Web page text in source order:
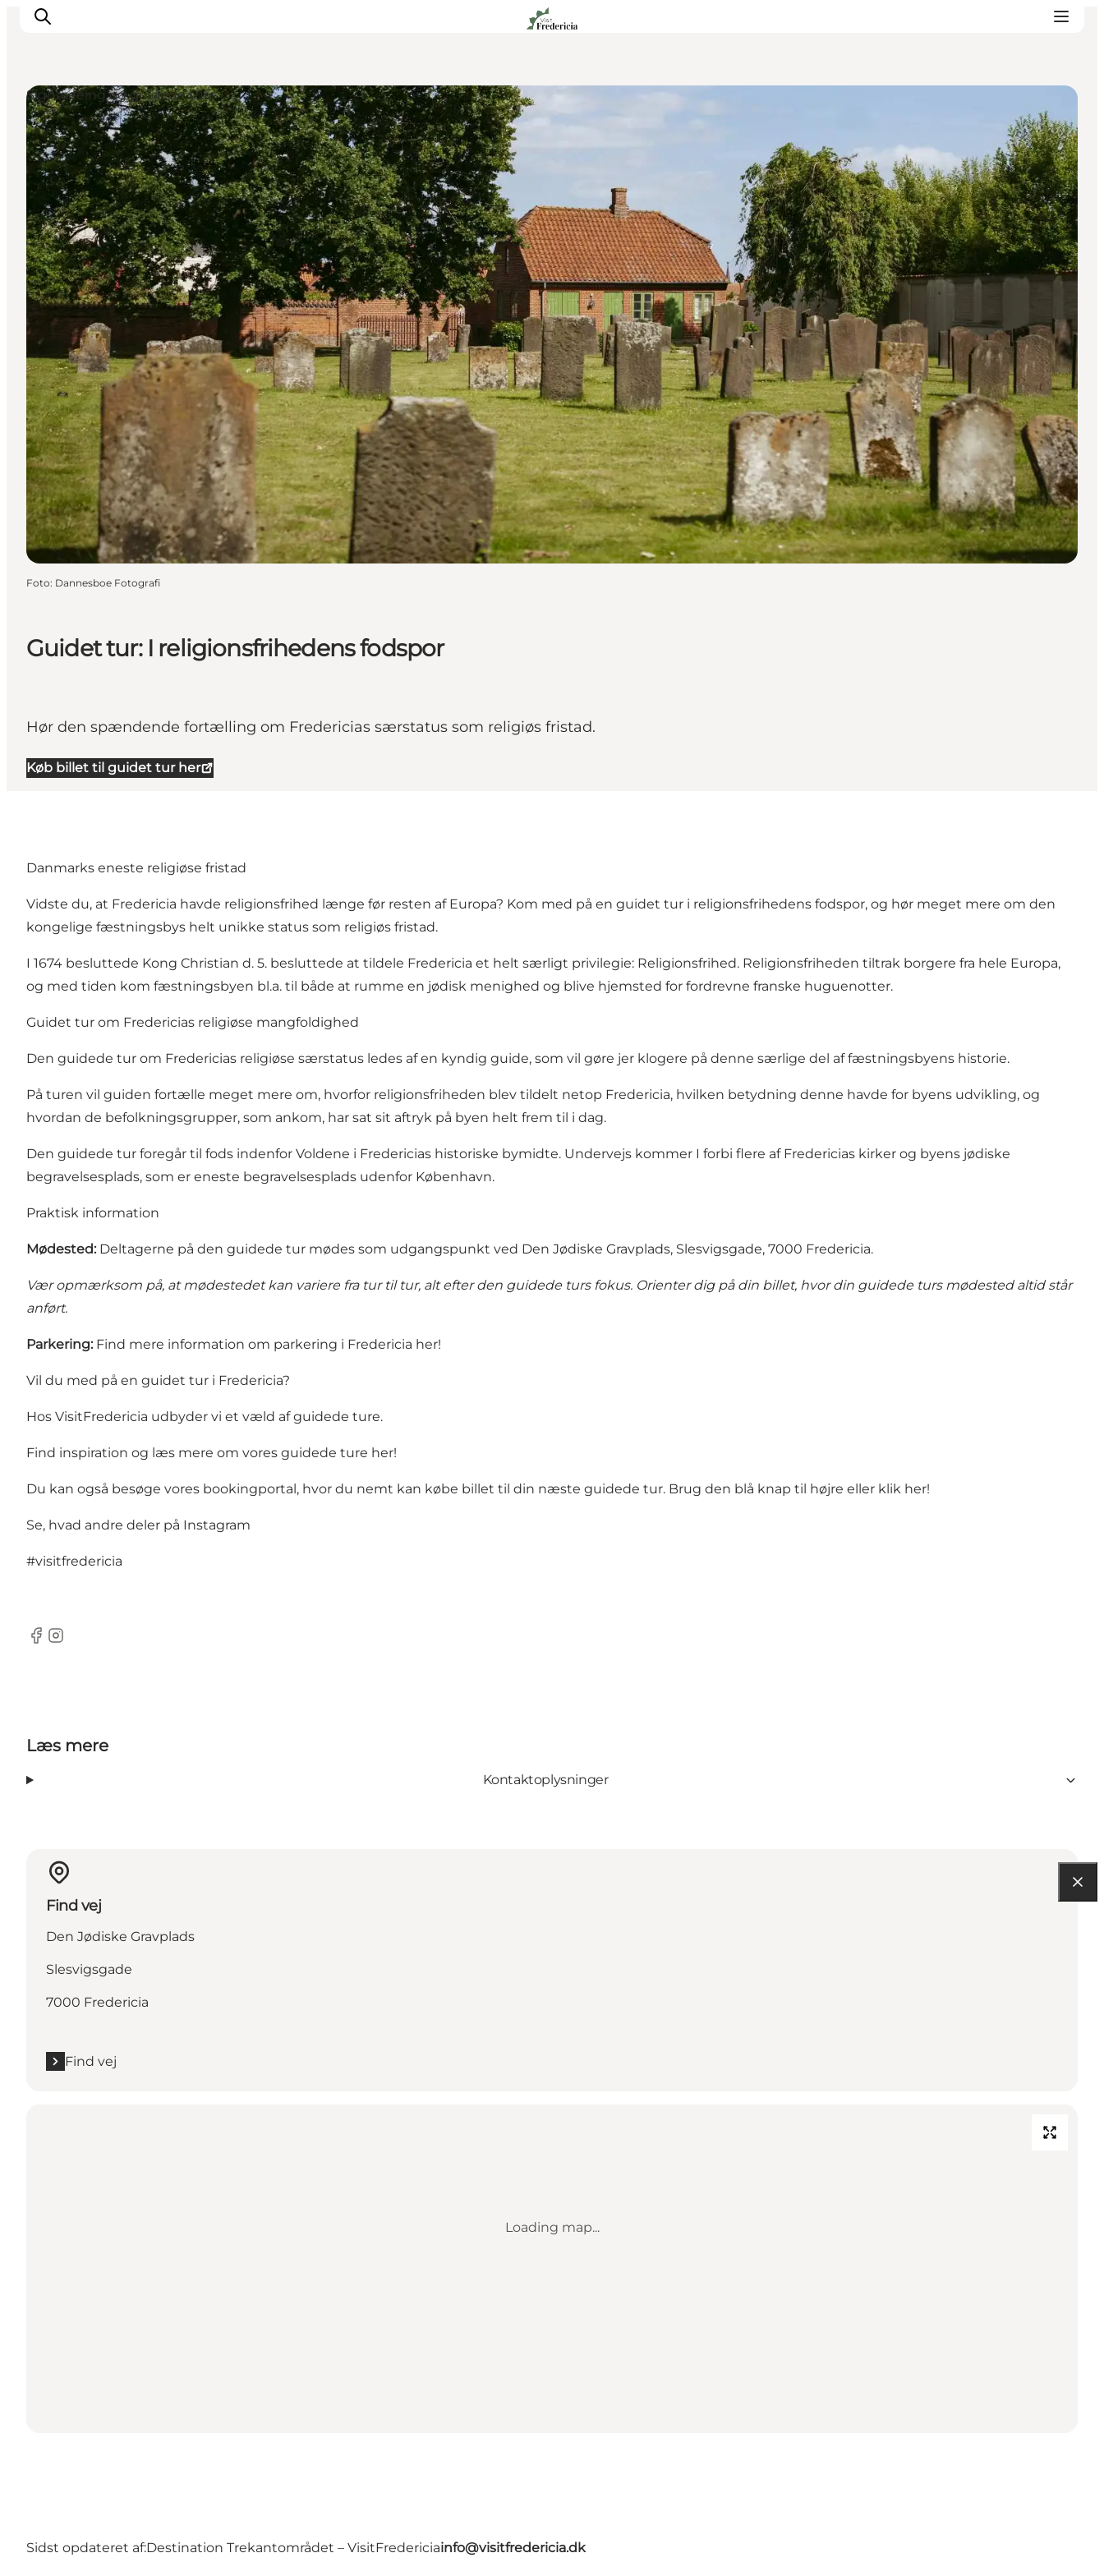
Det sker
Oplevelser
Spisesteder
Overnatning
Planlæg din tur
Book guidet tur
Guidet tur: I religionsfrihedens fodspor
Hør den spændende fortælling om Fredericias særstatus som religiøs fristad.
Køb billet til guidet tur her
Sightseeing og guidede ture
Foto: Dannesboe Fotografi
Danmarks eneste religiøse fristad
Vidste du, at Fredericia havde religionsfrihed længe før resten af Europa? Kom med på en guidet tur i religionsfrihedens fodspor, og hør meget mere om den
kongelige fæstningsbys helt unikke status som religiøs fristad.
I 1674 besluttede Kong Christian d. 5. besluttede at tildele Fredericia et helt særligt privilegie: Religionsfrihed. Religionsfriheden tiltrak borgere fra hele Europa,
og med tiden kom fæstningsbyen bl.a. til både at rumme en jødisk menighed og blive hjemsted for fordrevne franske huguenotter.
Guidet tur om Fredericias religiøse mangfoldighed
Den guidede tur om Fredericias religiøse særstatus ledes af en kyndig guide, som vil gøre jer klogere på denne særlige del af fæstningsbyens historie.
På turen vil guiden fortælle meget mere om, hvorfor religionsfriheden blev tildelt netop Fredericia, hvilken betydning denne havde for byens udvikling, og
hvordan de befolkningsgrupper, som ankom, har sat sit aftryk på byen helt frem til i dag.
Den guidede tur foregår til fods indenfor Voldene i Fredericias historiske bymidte. Undervejs kommer I forbi flere af Fredericias kirker og byens jødiske
begravelsesplads, som er eneste begravelsesplads udenfor København.
Praktisk information
Mødested: Deltagerne på den guidede tur mødes som udgangspunkt ved Den Jødiske Gravplads, Slesvigsgade, 7000 Fredericia.
Vær opmærksom på, at mødestedet kan variere fra tur til tur, alt efter den guidede turs fokus. Orienter dig på din billet, hvor din guidede turs mødested altid står
anført.
Parkering: Find mere information om parkering i Fredericia her!
Vil du med på en guidet tur i Fredericia?
Hos VisitFredericia udbyder vi et væld af guidede ture.
Find inspiration og læs mere om vores guidede ture her!
Du kan også besøge vores bookingportal, hvor du nemt kan købe billet til din næste guidede tur. Brug den blå knap til højre eller klik her!
Se, hvad andre deler på Instagram
#visitfredericia
Facebook
Instagram
Læs mere
Kontaktoplysninger
Find vej
Den Jødiske Gravplads
Slesvigsgade
7000 Fredericia
Find vej
Loading map...
Sidst opdateret af:Destination Trekantområdet – VisitFredericiainfo@visitfredericia.dk